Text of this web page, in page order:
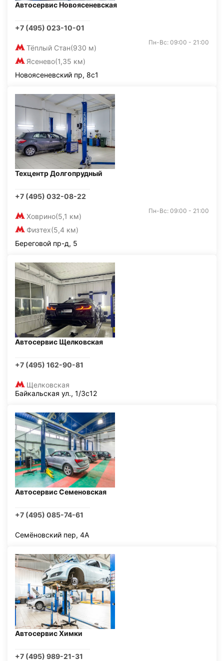
Автосервис Новоясеневская
+7 (495) 023-10-01
Тёплый Стан(930 м)
Ясенево(1,35 км)
Пн-Вс: 09:00 - 21:00
Новоясеневский пр, 8с1
Техцентр Долгопрудный
+7 (495) 032-08-22
Ховрино(5,1 км)
Физтех(5,4 км)
Пн-Вс: 09:00 - 21:00
Береговой пр-д, 5
Автосервис Щелковская
+7 (495) 162-90-81
Щелковская
Байкальская ул., 1/3с12
Автосервис Семеновская
+7 (495) 085-74-61
Семёновский пер, 4А
Автосервис Химки
+7 (495) 989-21-31